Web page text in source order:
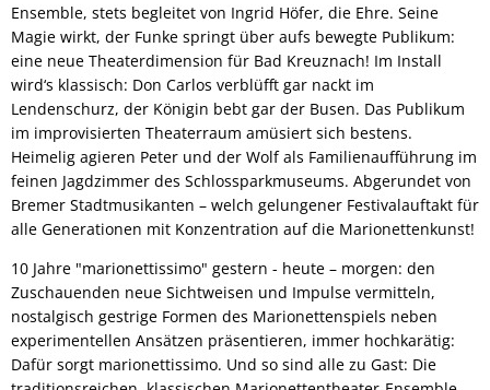
Ensemble, stets begleitet von Ingrid Höfer, die Ehre. Seine
Magie wirkt, der Funke springt über aufs bewegte Publikum:
eine neue Theaterdimension für Bad Kreuznach! Im Install
wird‘s klassisch: Don Carlos verblüfft gar nackt im
Lendenschurz, der Königin bebt gar der Busen. Das Publikum
im improvisierten Theaterraum amüsiert sich bestens.
Heimelig agieren Peter und der Wolf als Familienaufführung im
feinen Jagdzimmer des Schlossparkmuseums. Abgerundet von
Bremer Stadtmusikanten – welch gelungener Festivalauftakt für
alle Generationen mit Konzentration auf die Marionettenkunst!
10 Jahre "marionettissimo" gestern - heute – morgen: den
Zuschauenden neue Sichtweisen und Impulse vermitteln,
nostalgisch gestrige Formen des Marionettenspiels neben
experimentellen Ansätzen präsentieren, immer hochkarätig:
Dafür sorgt marionettissimo. Und so sind alle zu Gast: Die